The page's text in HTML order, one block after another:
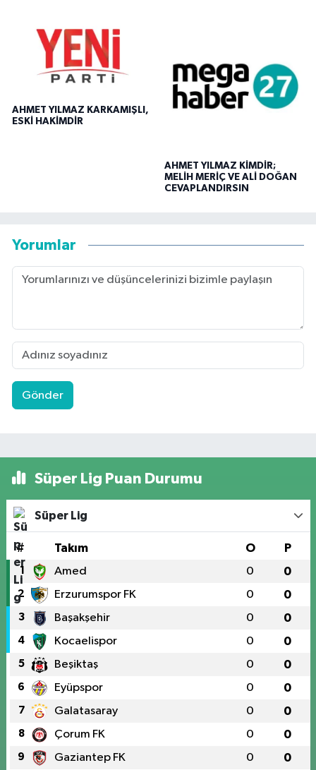
AHMET YILMAZ KARKAMIŞLI,
ESKİ HAKİMDİR
AHMET YILMAZ KİMDİR;
MELİH MERİÇ VE ALİ DOĞAN
CEVAPLANDIRSIN
Yorumlar
Gönder
Süper Lig Puan Durumu
Süper Lig
# Takım O P
1 Amed 0 0
2 Erzurumspor FK 0 0
3 Başakşehir 0 0
4 Kocaelispor 0 0
5 Beşiktaş 0 0
6 Eyüpspor 0 0
7 Galatasaray 0 0
8 Çorum FK 0 0
9 Gaziantep FK 0 0